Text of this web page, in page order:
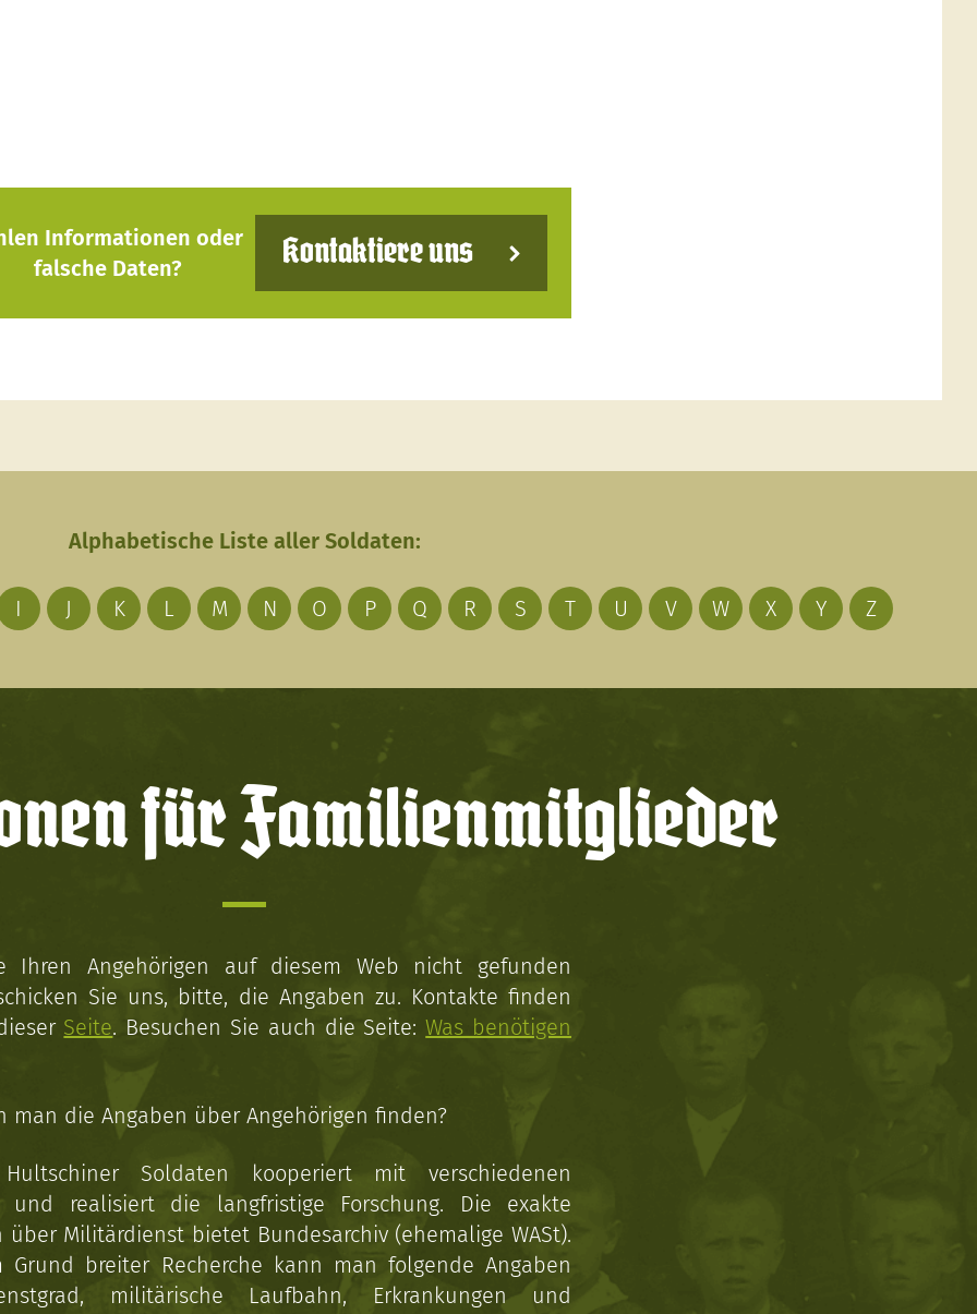
Informationen oder
falsche Daten?
Kontaktiere uns
Alphabetische Liste aller Soldaten:
I J K L M N O P Q R S T U V W X Y Z
für Familienmitglieder
Ihren Angehörigen auf diesem Web nicht gefunden
Sie uns, bitte, die Angaben zu. Kontakte finden
Seite. Besuchen Sie auch die Seite:Was benötigen
man die Angaben über Angehörigen finden?
Soldaten kooperiert mit verschiedenen
und realisiert die langfristige Forschung. Die exakte
über Militärdienst bietet Bundesarchiv (ehemalige WASt).
Grund breiter Recherche kann man folgende Angaben
militärische Laufbahn, Erkrankungen und